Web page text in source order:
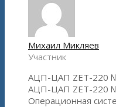
Михаил Микляев
Участник
АЦП-ЦАП ZET-220
АЦП-ЦАП ZET-220
Операционная